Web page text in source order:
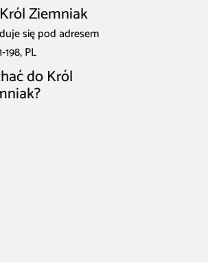
Ziemniak
się pod adresem
198, PL
do Król